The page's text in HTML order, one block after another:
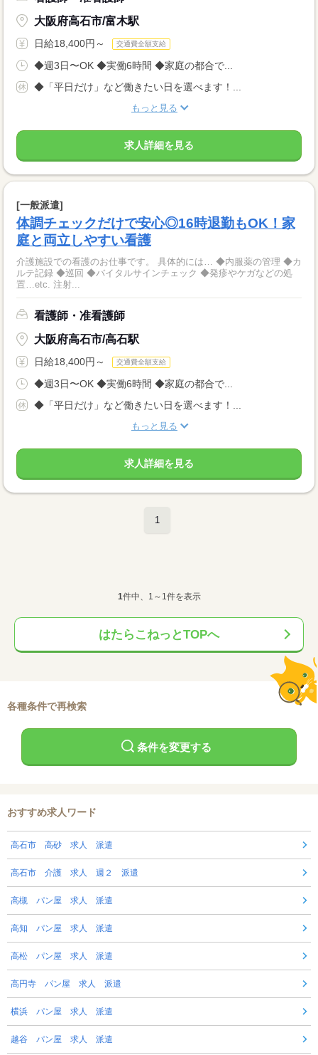
大阪府高石市/富木駅
日給18,400円～ 交通費全額支給
◆週3日〜OK ◆実働6時間 ◆家庭の都合で...
◆「平日だけ」など働きたい日を選べます！...
もっと見る
求人詳細を見る
[一般派遣]
体調チェックだけで安心◎16時退勤もOK！家
庭と両立しやすい看護
介護施設での看護のお仕事です。 具体的には… ◆内服薬の管理 ◆カ
ルテ記録 ◆巡回 ◆バイタルサインチェック ◆発疹やケガなどの処
置…etc. 注射...
看護師・准看護師
大阪府高石市/高石駅
日給18,400円～ 交通費全額支給
◆週3日〜OK ◆実働6時間 ◆家庭の都合で...
◆「平日だけ」など働きたい日を選べます！...
もっと見る
求人詳細を見る
1
1件中、1～1件を表示
はたらこねっとTOPへ
各種条件で再検索
条件を変更する
おすすめ求人ワード
高石市 高砂 求人 派遣
高石市 介護 求人 週２ 派遣
高槻 パン屋 求人 派遣
高知 パン屋 求人 派遣
高松 パン屋 求人 派遣
高円寺 パン屋 求人 派遣
横浜 パン屋 求人 派遣
越谷 パン屋 求人 派遣